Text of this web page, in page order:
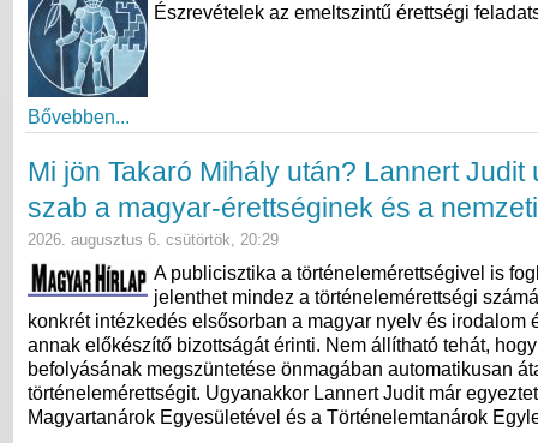
Észrevételek az emeltszintű érettségi
Bővebben...
Mi jön Takaró Mihály után? Lannert Judit
szab a magyar-érettséginek és a
2026. augusztus 6. csütörtök, 20:29
A publicisztika a történelemérettségivel is
jelenthet mindez a történelemérettségi
konkrét intézkedés elsősorban a magyar nyelv és irodalom
annak előkészítő bizottságát érinti. Nem állítható tehát,
befolyásának megszüntetése önmagában automatikusan
történelemérettségit. Ugyanakkor Lannert Judit már
Magyartanárok Egyesületével és a Történelemtanárok